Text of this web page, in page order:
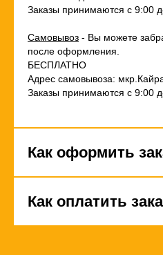
Заказы принимаются с 9:00
Самовывоз - Вы можете
после оформления.
БЕСПЛАТНО
Адрес самовывоза:
Заказы принимаются с 9:00
Как оформить
Как оплатить